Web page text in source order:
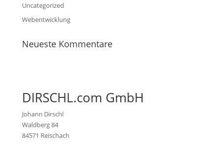
Uncategorized
Webentwicklung
Neueste Kommentare
DIRSCHL.com GmbH
Johann Dirschl
Waldberg 84
84571 Reischach